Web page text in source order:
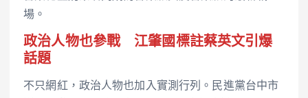
場。
政治人物也參戰 江肇國標註蔡英文引爆
話題
不只網紅，政治人物也加入實測行列。民進黨台中市